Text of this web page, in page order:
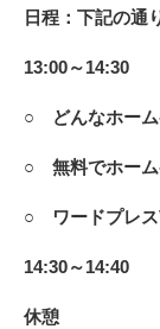
日程：下記の通
13:00～14:30
○ どんなホーム
○ 無料でホーム
○ ワードプレス
14:30～14:40
休憩